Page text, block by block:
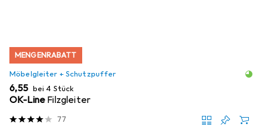
MENGENRABATT
Möbelgleiter + Schutzpuffer
EUR
6,55 bei 4 Stück
OK-Line Filzgleiter
77